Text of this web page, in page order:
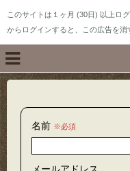
このサイトは１ヶ月 (30日) 以上ロ
からログインすると、この広告を消
名前 ※必須